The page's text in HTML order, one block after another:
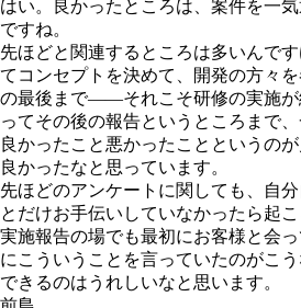
はい。良かったところは、案件を一
ですね。
先ほどと関連するところは多いんで
てコンセプトを決めて、開発の方々
の最後まで――それこそ研修の実施が
ってその後の報告というところまで
良かったこと悪かったことというの
良かったなと思っています。
先ほどのアンケートに関しても、自
とだけお手伝いしていなかったら起
実施報告の場でも最初にお客様と会
にこういうことを言っていたのがこ
できるのはうれしいなと思います。